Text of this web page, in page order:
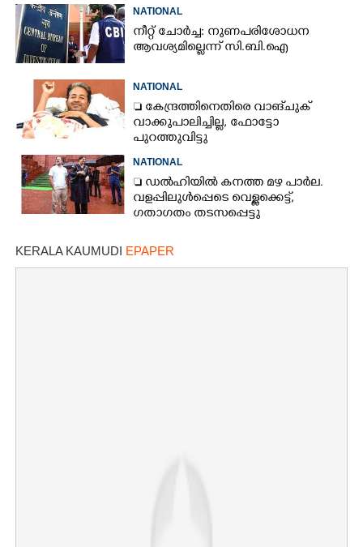
NATIONAL
നീറ്റ് ചോർച്ച: നുണപരിശോധന
ആവശ്യമില്ലെന്ന് സി.ബി.ഐ
NATIONAL
 കേന്ദ്രത്തിനെതിരെ വാങ്‌ചുക്
വാക്കുപാലിച്ചില്ല, ഫോട്ടോ
പുറത്തുവിട്ടു
NATIONAL
 ഡൽഹിയിൽ കനത്ത മഴ പാർല.
വളപ്പിലുൾപ്പെടെ വെള്ളക്കെട്ട്,
ഗതാഗതം തടസപ്പെട്ടു
KERALA KAUMUDI EPAPER